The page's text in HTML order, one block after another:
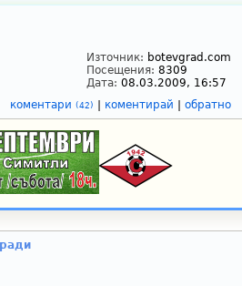
Източник: botevgrad.com
Посещения: 8309
Дата: 08.03.2009, 16:57
коментари (42) коментирай обратно